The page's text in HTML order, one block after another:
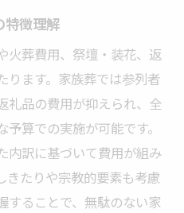
特徴理解
火葬費用、祭壇・装花、返
ります。家族葬では参列者
礼品の費用が抑えられ、全
算での実施が可能です。
内訳に基づいて費用が組み
きたりや宗教的要素も考慮
することで、無駄のない家